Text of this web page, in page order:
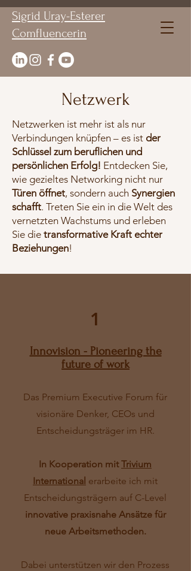
Sigrid Uray-Esterer
Comfluencerin
Netzwerk
Netzwerken ist mehr ist als nur
Verbindungen knüpfen – es ist der
Schlüssel zum beruflichen und
persönlichen Erfolg! Entdecken Sie,
wie gezieltes Networking nicht nur
Türen öffnet, sondern auch Synergien
schafft. Treten Sie ein in die Welt des
vernetzten Wachstums und erleben
Sie die transformative Kraft echter
Beziehungen!
1
Innovision - Pioneering the
future of work
Das Premium Executive Forum für
visionäre Denker, CEOs und
Entscheidungsträger im HR.
In Kooperation mitTrivium
International erarbeite ich mit
Entscheidungsträgern auf C-Level
innovative praxisnahe Ansätze für
neue Arbeitsmethoden.
Dabei unterstützen wir den Prozess